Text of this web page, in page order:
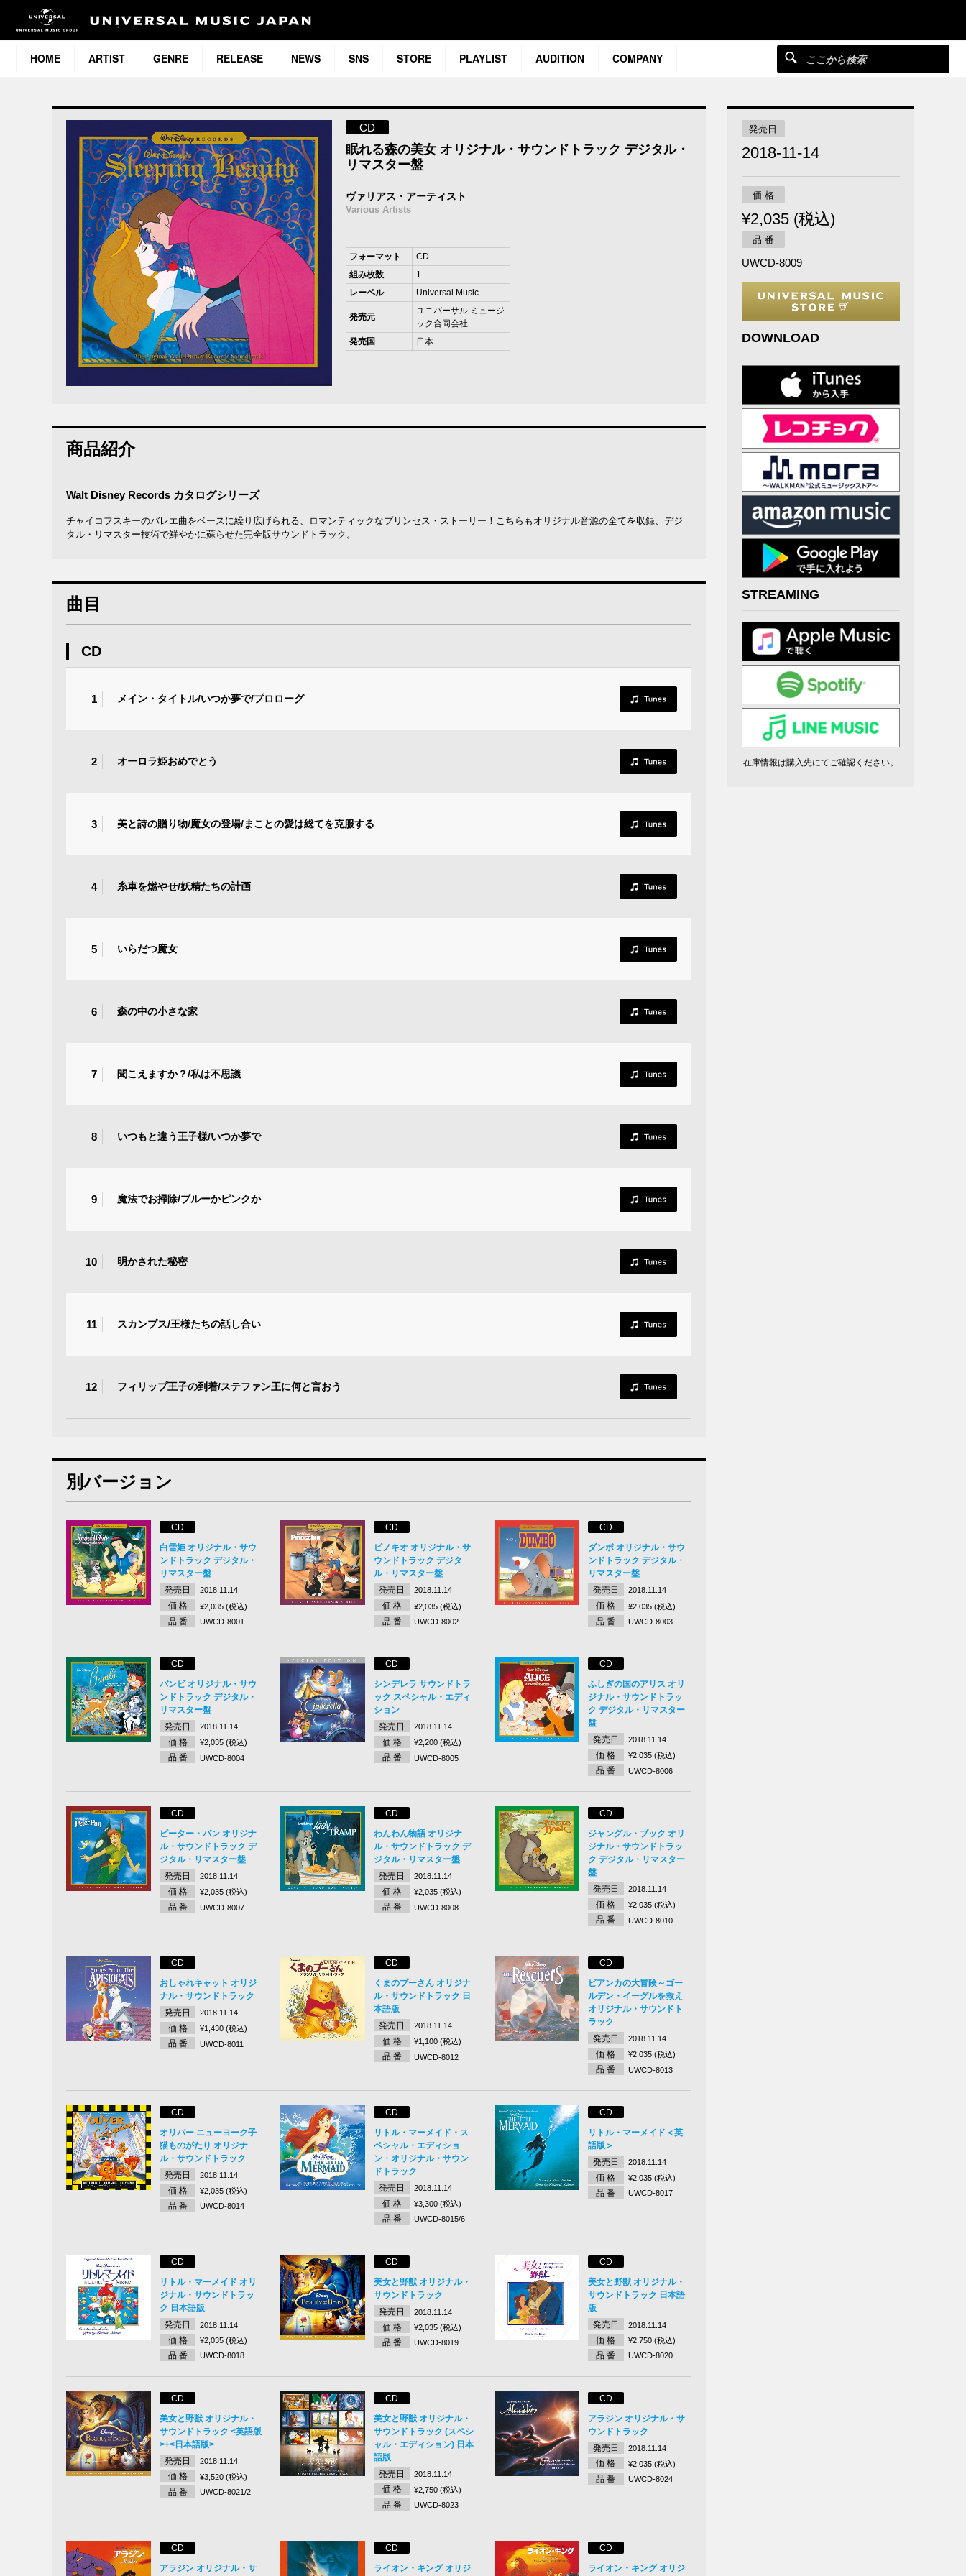
HOME ARTIST GENRE RELEASE NEWS SNS STORE PLAYLIST AUDITION COMPANY
CD
眠れる森の美女 オリジナル・サウンドトラック デジタル・
リマスター盤
ヴァリアス・アーティスト
Various Artists
フォーマット
CD
組み枚数
1
レーベル
Universal Music
発売元
ユニバーサル ミュージ
ック合同会社
発売国
日本
商品紹介
Walt Disney Records カタログシリーズ
チャイコフスキーのバレエ曲をベースに繰り広げられる、ロマンティックなプリンセス・ストーリー！こちらもオリジナル音源の全てを収録、デジ
タル・リマスター技術で鮮やかに蘇らせた完全版サウンドトラック。
曲目
CD
1 メイン・タイトル/いつか夢で/プロローグ
2 オーロラ姫おめでとう
3 美と詩の贈り物/魔女の登場/まことの愛は総てを克服する
4 糸車を燃やせ/妖精たちの計画
5 いらだつ魔女
6 森の中の小さな家
7 聞こえますか？/私は不思議
8 いつもと違う王子様/いつか夢で
9 魔法でお掃除/ブルーかピンクか
10 明かされた秘密
11 スカンプス/王様たちの話し合い
12 フィリップ王子の到着/ステファン王に何と言おう
別バージョン
CD
白雪姫 オリジナル・サウ
ンドトラック デジタル・
リマスター盤
発売日
2018.11.14
価 格 ¥2,035 (税込)
品 番 UWCD-8001
CD
ピノキオ オリジナル・サ
ウンドトラック デジタ
ル・リマスター盤
発売日
2018.11.14
価 格 ¥2,035 (税込)
品 番 UWCD-8002
CD
ダンボ オリジナル・サウ
ンドトラック デジタル・
リマスター盤
発売日
2018.11.14
価 格 ¥2,035 (税込)
品 番 UWCD-8003
CD
バンビ オリジナル・サウ
ンドトラック デジタル・
リマスター盤
発売日
2018.11.14
価 格 ¥2,035 (税込)
品 番 UWCD-8004
CD
シンデレラ サウンドトラ
ック スペシャル・エディ
ション
発売日
2018.11.14
価 格 ¥2,200 (税込)
品 番 UWCD-8005
CD
ふしぎの国のアリス オリ
ジナル・サウンドトラッ
ク デジタル・リマスター
盤
発売日
2018.11.14
価 格 ¥2,035 (税込)
品 番 UWCD-8006
CD
ピーター・パン オリジナ
ル・サウンドトラック デ
ジタル・リマスター盤
発売日
2018.11.14
価 格 ¥2,035 (税込)
品 番 UWCD-8007
CD
わんわん物語 オリジナ
ル・サウンドトラック デ
ジタル・リマスター盤
発売日
2018.11.14
価 格 ¥2,035 (税込)
品 番 UWCD-8008
CD
ジャングル・ブック オリ
ジナル・サウンドトラッ
ク デジタル・リマスター
盤
発売日
2018.11.14
価 格 ¥2,035 (税込)
品 番 UWCD-8010
CD
おしゃれキャット オリジ
ナル・サウンドトラック
発売日
2018.11.14
価 格 ¥1,430 (税込)
品 番 UWCD-8011
CD
くまのプーさん オリジナ
ル・サウンドトラック 日
本語版
発売日
2018.11.14
価 格 ¥1,100 (税込)
品 番 UWCD-8012
CD
ビアンカの大冒険～ゴー
ルデン・イーグルを救え
オリジナル・サウンドト
ラック
発売日
2018.11.14
価 格 ¥2,035 (税込)
品 番 UWCD-8013
CD
オリバー ニューヨーク子
猫ものがたり オリジナ
ル・サウンドトラック
発売日
2018.11.14
価 格 ¥2,035 (税込)
品 番 UWCD-8014
CD
リトル・マーメイド・ス
ペシャル・エディショ
ン・オリジナル・サウン
ドトラック
発売日
2018.11.14
価 格 ¥3,300 (税込)
品 番 UWCD-8015/6
CD
リトル・マーメイド＜英
語版＞
発売日
2018.11.14
価 格 ¥2,035 (税込)
品 番 UWCD-8017
CD
リトル・マーメイド オリ
ジナル・サウンドトラッ
ク 日本語版
発売日
2018.11.14
価 格 ¥2,035 (税込)
品 番 UWCD-8018
CD
美女と野獣 オリジナル・
サウンドトラック
発売日
2018.11.14
価 格 ¥2,035 (税込)
品 番 UWCD-8019
CD
美女と野獣 オリジナル・
サウンドトラック 日本語
版
発売日
2018.11.14
価 格 ¥2,750 (税込)
品 番 UWCD-8020
CD
美女と野獣 オリジナル・
サウンドトラック <英語版
>+<日本語版>
発売日
2018.11.14
価 格 ¥3,520 (税込)
品 番 UWCD-8021/2
CD
美女と野獣 オリジナル・
サウンドトラック (スペシ
ャル・エディション) 日本
語版
発売日
2018.11.14
価 格 ¥2,750 (税込)
品 番 UWCD-8023
CD
アラジン オリジナル・サ
ウンドトラック
発売日
2018.11.14
価 格 ¥2,035 (税込)
品 番 UWCD-8024
CD
アラジン オリジナル・サ
CD
ライオン・キング オリジ
CD
ライオン・キング オリジ
発売日
2018-11-14
価 格
¥2,035 (税込)
品 番
UWCD-8009
DOWNLOAD
STREAMING
在庫情報は購入先にてご確認ください。